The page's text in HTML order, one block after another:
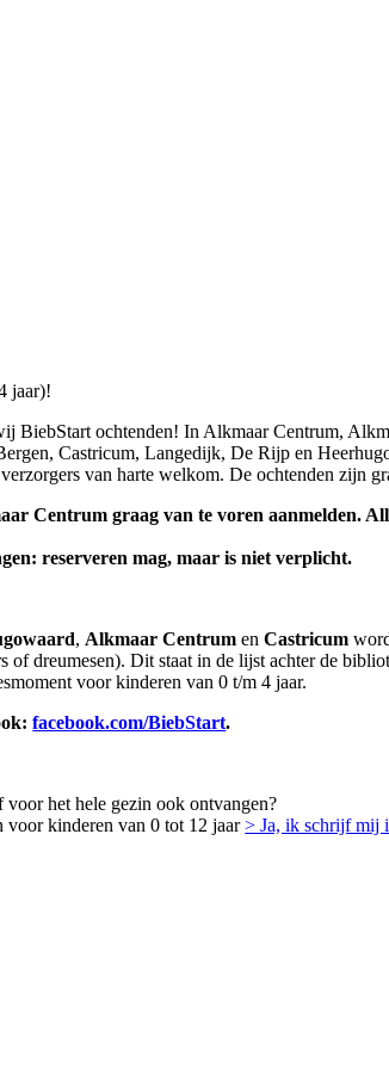
jaar)!
BiebStart ochtenden! In Alkmaar Centrum,
Castricum, Langedijk, De Rijp en
van harte welkom. De ochtenden zijn
Centrum graag van te voren aanmelden.
reserveren mag, maar is niet verplicht.
,Alkmaar Centrum enCastricum
of dreumesen). Dit staat in de lijst achter de
voor kinderen van 0 t/m 4 jaar.
facebook.com/BiebStart.
het hele gezin ook ontvangen?
voor kinderen van 0 tot 12 jaar> Ja, ik schrijf mij